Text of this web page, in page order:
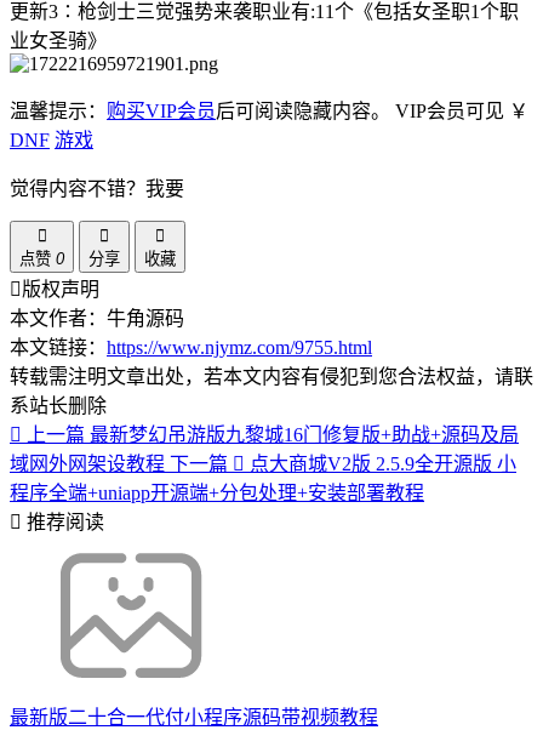
更新3∶枪剑士三觉强势来袭职业有:11个《包括女圣职1个职
业女圣骑》
温馨提示： 购买VIP会员后可阅读隐藏内容。 VIP会员可见 ￥
DNF 游戏
觉得内容不错？我要
点赞 0 分享 收藏
版权声明
本文作者：牛角源码
本文链接： https://www.njymz.com/9755.html
转载需注明文章出处，若本文内容有侵犯到您合法权益，请联
系站长删除
上一篇 最新梦幻吊游版九黎城16门修复版+助战+源码及局
域网外网架设教程 下一篇
点大商城V2版 2.5.9全开源版 小
程序全端+uniapp开源端+分包处理+安装部署教程
推荐阅读
最新版二十合一代付小程序源码带视频教程